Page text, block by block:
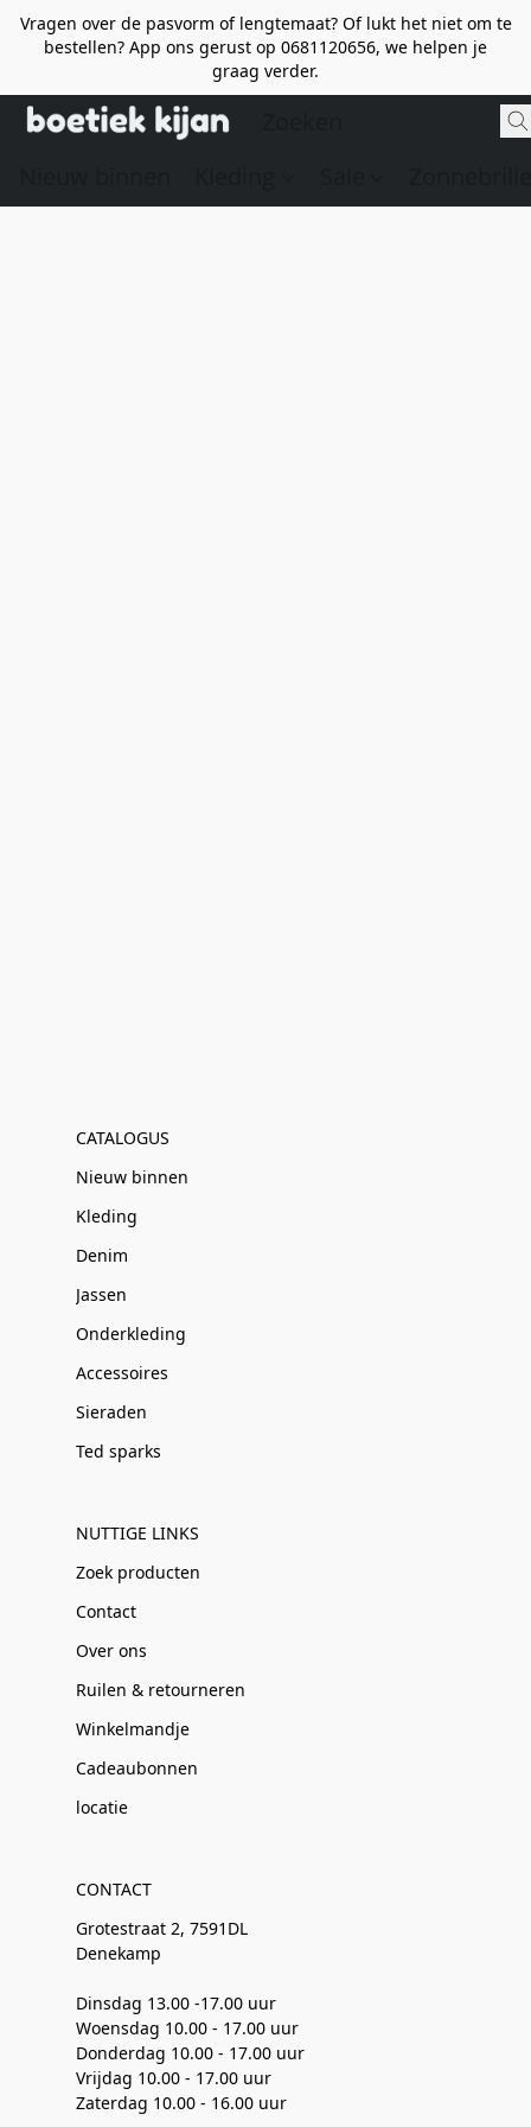
Vragen over de pasvorm of lengtemaat? Of lukt het niet om te
bestellen? App ons gerust op 0681120656, we helpen je
graag verder.
CATALOGUS
Nieuw binnen
Kleding
Denim
Jassen
Onderkleding
Accessoires
Sieraden
Ted sparks
NUTTIGE LINKS
Zoek producten
Contact
Over ons
Ruilen & retourneren
Winkelmandje
Cadeaubonnen
locatie
CONTACT
Grotestraat 2, 7591DL
Denekamp
Dinsdag 13.00 -17.00 uur
Woensdag 10.00 - 17.00 uur
Donderdag 10.00 - 17.00 uur
Vrijdag 10.00 - 17.00 uur
Zaterdag 10.00 - 16.00 uur